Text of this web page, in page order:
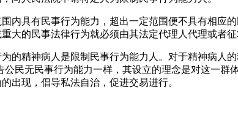
内具有民事行为能力，超出一定范围便不具有相应
大的民事法律行为就必须由其法定代理人代理或者征
的精神病人是限制民事行为能力人。对于精神病人
民无民事行为能力一样，其设立的理念是对这一群
出现，倡导私法自治，促进交易进行。